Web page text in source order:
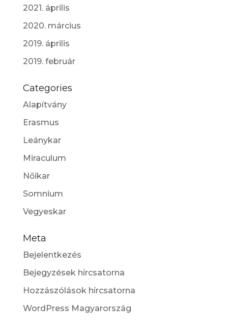
2021. április
2020. március
2019. április
2019. február
Categories
Alapítvány
Erasmus
Leánykar
Miraculum
Nőikar
Somnium
Vegyeskar
Meta
Bejelentkezés
Bejegyzések hírcsatorna
Hozzászólások hírcsatorna
WordPress Magyarország